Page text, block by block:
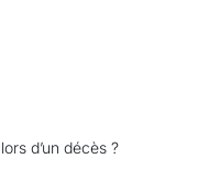
d’un décès ?